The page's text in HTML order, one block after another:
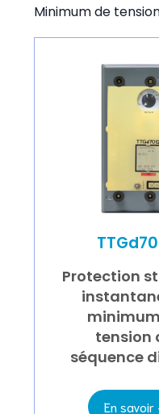
Minimum de
Protection
tension
séquence
En savoir